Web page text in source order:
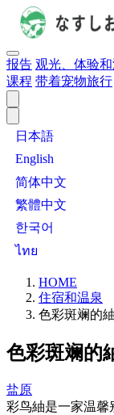
报告 观光、体验
课程 带着宠物旅行
日本語
English
简体中文
繁體中文
한국어
ไทย
HOME
住宿和温泉
色彩斑斓的紬
色彩斑斓的
盐原
彩鸟紬是一家温馨